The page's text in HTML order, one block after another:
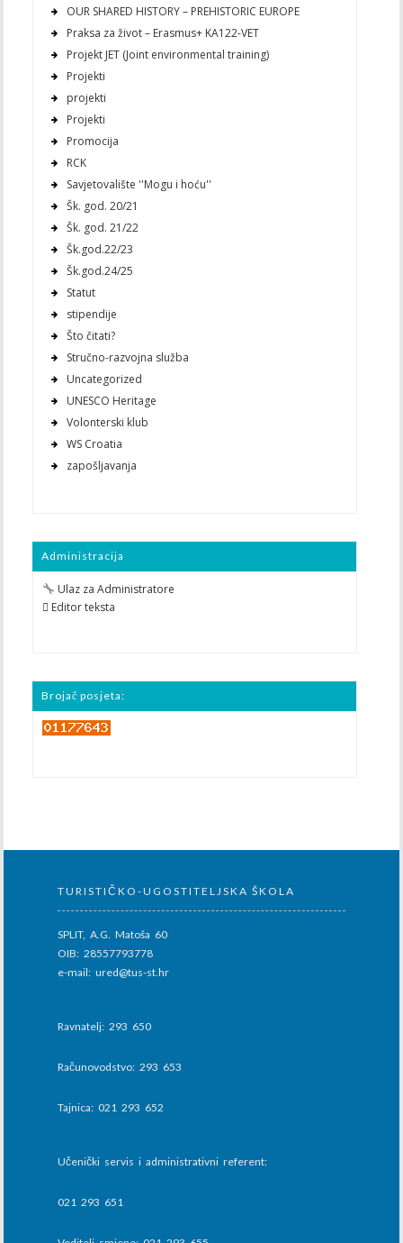
OUR SHARED HISTORY – PREHISTORIC EUROPE
Praksa za život – Erasmus+ KA122-VET
Projekt JET (Joint environmental training)
Projekti
projekti
Projekti
Promocija
RCK
Savjetovalište ''Mogu i hoću''
Šk. god. 20/21
Šk. god. 21/22
Šk.god.22/23
Šk.god.24/25
Statut
stipendije
Što čitati?
Stručno-razvojna služba
Uncategorized
UNESCO Heritage
Volonterski klub
WS Croatia
zapošljavanja
Administracija
Ulaz za Administratore
 Editor teksta
Brojač posjeta:
TURISTIČKO-UGOSTITELJSKA ŠKOLA
SPLIT, A.G. Matoša 60
OIB: 28557793778
e-mail: ured@tus-st.hr
Ravnatelj: 293 650
Računovodstvo: 293 653
Tajnica: 021 293 652
Učenički servis i administrativni referent:
021 293 651